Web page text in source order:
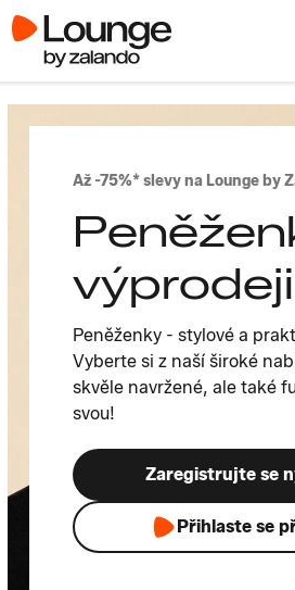
Až -75%* slevy na Lounge by
výprodeji
Peněženky - stylové a
Vyberte si z naší široké
skvěle navržené, ale také
svou!
Zaregistrujte se
Přihlaste se